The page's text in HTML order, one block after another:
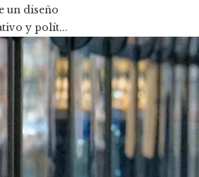
un diseño
y polít...